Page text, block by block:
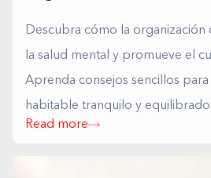
Descubra cómo la organización
la salud mental y promueve el
Aprenda consejos sencillos
habitable tranquilo y equilibrado.
Read more